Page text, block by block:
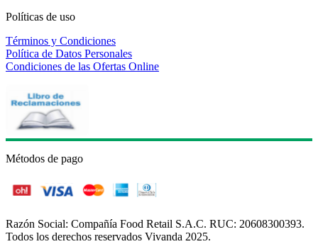
Políticas de uso
Términos y Condiciones
Política de Datos Personales
Condiciones de las Ofertas Online
Métodos de pago
Razón Social: Compañía Food Retail S.A.C. RUC: 20608300393.
Todos los derechos reservados Vivanda 2025.